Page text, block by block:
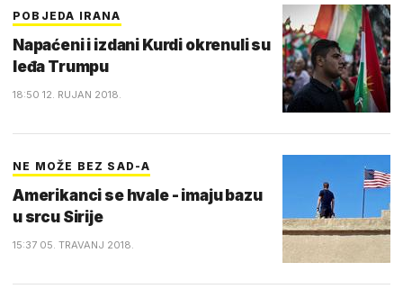
POBJEDA IRANA
Napaćeni i izdani Kurdi okrenuli su
leđa Trumpu
18:50 12. RUJAN 2018.
NE MOŽE BEZ SAD-A
Amerikanci se hvale - imaju bazu
u srcu Sirije
15:37 05. TRAVANJ 2018.